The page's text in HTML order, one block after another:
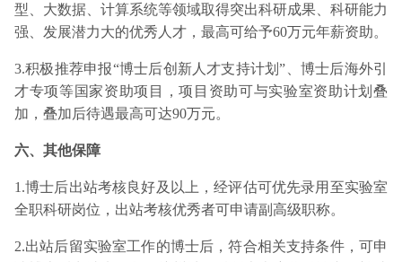
型、大数据、计算系统等领域取得突出科研成果、科研能力
强、发展潜力大的优秀人才，最高可给予60万元年薪资助。
3.积极推荐申报“博士后创新人才支持计划”、博士后海外引
才专项等国家资助项目，项目资助可与实验室资助计划叠
加，叠加后待遇最高可达90万元。
六、其他保障
1.博士后出站考核良好及以上，经评估可优先录用至实验室
全职科研岗位，出站考核优秀者可申请副高级职称。
2.出站后留实验室工作的博士后，符合相关支持条件，可申